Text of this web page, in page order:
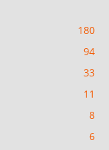
180
94
33
11
8
6